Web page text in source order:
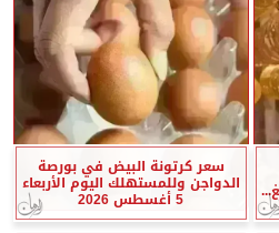
سعر كرتونة البيض في بورصة
الدواجن وللمستهلك اليوم الأربعاء
5 أغسطس 2026